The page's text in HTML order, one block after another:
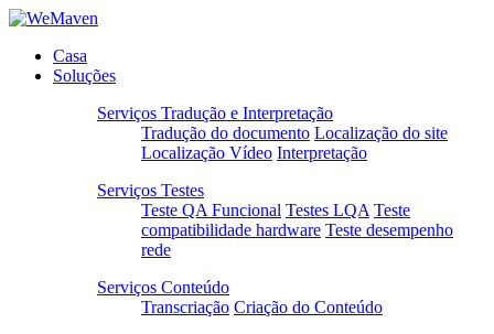
Casa
Soluções
Serviços Tradução e Interpretação
Tradução do documento Localização do site
Localização Vídeo Interpretação
Serviços Testes
Teste QA Funcional Testes LQA Teste
compatibilidade hardware Teste desempenho
rede
Serviços Conteúdo
Transcriação Criação do Conteúdo